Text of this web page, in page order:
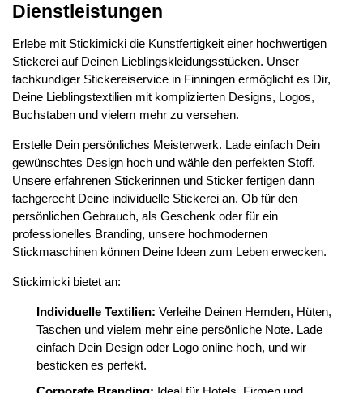
Dienstleistungen
Erlebe mit Stickimicki die Kunstfertigkeit einer hochwertigen
Stickerei auf Deinen Lieblingskleidungsstücken. Unser
fachkundiger Stickereiservice in Finningen ermöglicht es Dir,
Deine Lieblingstextilien mit komplizierten Designs, Logos,
Buchstaben und vielem mehr zu versehen.
Erstelle Dein persönliches Meisterwerk. Lade einfach Dein
gewünschtes Design hoch und wähle den perfekten Stoff.
Unsere erfahrenen Stickerinnen und Sticker fertigen dann
fachgerecht Deine individuelle Stickerei an. Ob für den
persönlichen Gebrauch, als Geschenk oder für ein
professionelles Branding, unsere hochmodernen
Stickmaschinen können Deine Ideen zum Leben erwecken.
Stickimicki bietet an:
Individuelle Textilien: Verleihe Deinen Hemden, Hüten,
Taschen und vielem mehr eine persönliche Note. Lade
einfach Dein Design oder Logo online hoch, und wir
besticken es perfekt.